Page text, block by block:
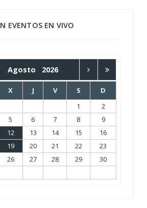
EVENTOS EN VIVO
Agosto 2026
X J V S
D
1
2
5 6 7 8
9
12 13 14 15
16
19 20 21 22
23
26 27 28 29
30